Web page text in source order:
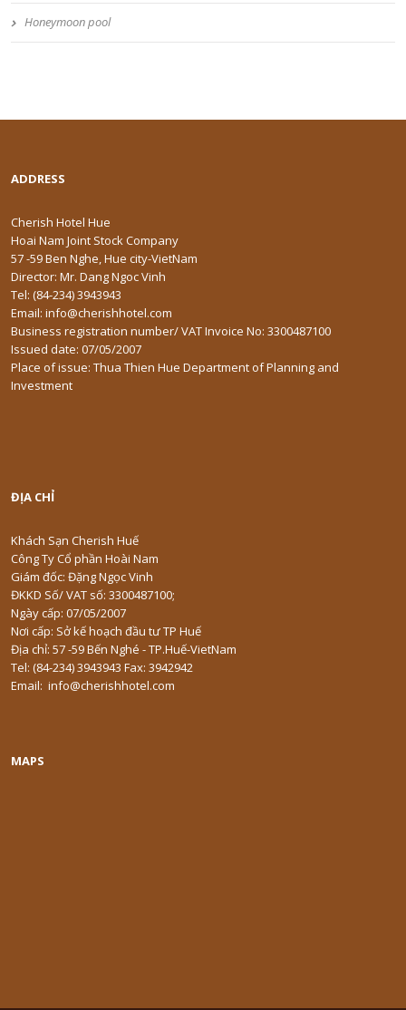
Honeymoon pool
ADDRESS
Cherish Hotel Hue
Hoai Nam Joint Stock Company
57 -59 Ben Nghe, Hue city-VietNam
Director: Mr. Dang Ngoc Vinh
Tel: (84-234) 3943943
Email: info@cherishhotel.com
Business registration number/ VAT Invoice No: 3300487100
Issued date: 07/05/2007
Place of issue: Thua Thien Hue Department of Planning and
Investment
ĐỊA CHỈ
Khách Sạn Cherish Huế
Công Ty Cổ phần Hoài Nam
Giám đốc: Đặng Ngọc Vinh
ĐKKD Số/ VAT số: 3300487100;
Ngày cấp: 07/05/2007
Nơi cấp: Sở kế hoạch đầu tư TP Huế
Địa chỉ: 57 -59 Bến Nghé - TP.Huế-VietNam
Tel: (84-234) 3943943 Fax: 3942942
Email: info@cherishhotel.com
MAPS